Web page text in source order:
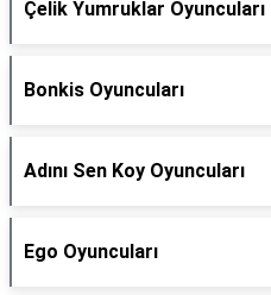
Çelik Yumruklar Oyuncuları
Bonkis Oyuncuları
Adını Sen Koy Oyuncuları
Ego Oyuncuları